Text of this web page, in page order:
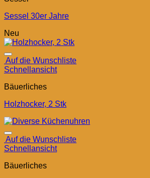
Sessel 30er Jahre
Neu
Auf die Wunschliste
Schnellansicht
Bäuerliches
Holzhocker, 2 Stk
Auf die Wunschliste
Schnellansicht
Bäuerliches